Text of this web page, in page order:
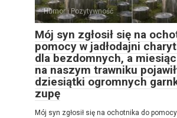
Humor i Pozytywność
Mój syn zgłosił się na
pomocy w jadłodajni
dla bezdomnych, a
na naszym trawniku
dziesiątki ogromnych
zupę
Mój syn zgłosił się na ochotnika do